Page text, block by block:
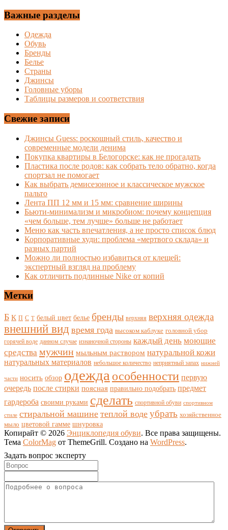
Важные разделы
Одежда
Обувь
Бренды
Белье
Страны
Джинсы
Головные уборы
Таблицы размеров и соответствия
Свежие записи
Джинсы Guess: роскошный стиль, качество и
современные модели денима
Покупка квартиры в Белогорске: как не прогадать
Пластика после родов: как собрать тело обратно, когда
спортзал не помогает
Как выбрать демисезонное и классическое мужское
пальто
Лента ПП 12 мм и 15 мм: сравнение ширины
Бьюти-минимализм и микробиом: почему концепция
«чем больше, тем лучше» больше не работает
Меню как часть впечатления, а не просто список блюд
Корпоративные худи: проблема «мертвого склада» и
разных партий
Можно ли полностью избавиться от клещей:
экспертный взгляд на проблему
Как отличить подлинные Nike от копий
Метки
Б К П С Т белый цвет белье бренды верхняя верхняя одежда
внешний вид время года высоком каблуке головной убор
горячей воде данном случае изнаночной стороны каждый день моющие
средства мужчин мыльным раствором натуральной кожи
натуральных материалов небольшое количество неприятный запах нижней
части носить обзор одежда особенности первую
очередь после стирки поясная правильно подобрать предмет
гардероба своими руками сделать спортивной обуви спортивном
стиле стиральной машине теплой воде убрать хозяйственное
мыло цветовой гамме шнуровка
Копирайт © 2026 Энциклопедия обуви. Все права защищены.
Тема ColorMag от ThemeGrill. Создано на WordPress.
Задать вопрос эксперту